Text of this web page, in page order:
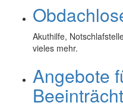
Akuthilfe,
vieles mehr.
Angebote